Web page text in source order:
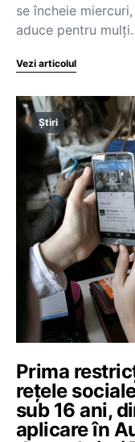
se încheie
aduce pentru
Vezi articolul
Știri
Prima
rețele
sub 16 ani,
aplicare în